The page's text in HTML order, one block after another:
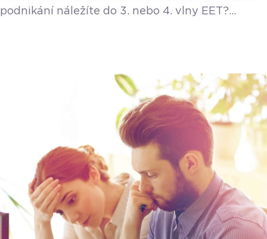
podnikání náležíte do 3. nebo 4. vlny EET?
a zorientovat se na daňovém portálu. Termín
spuštění 3. a 4. vlny elektronické evidence tržeb
(EET) byl posunut. Podívejte se na rozdělení
podnikatelských činností do jednotlivých fází
EET. Prvním krokem je […]